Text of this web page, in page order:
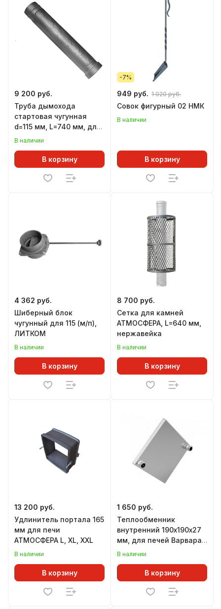
9 200 руб.
Труба дымохода
стартовая чугунная
d=115 мм, L=740 мм, для
печей АТМОСФЕРА,
В наличии
В корзину
-7%
949 руб. 1 020 руб.
Совок фигурный 02 НМК
В наличии
В корзину
4 362 руб.
Шиберный блок
чугунный для 115 (м/п),
ЛИТКОМ
В наличии
В корзину
8 700 руб.
Сетка для камней
АТМОСФЕРА, L=640 мм,
нержавейка
В наличии
В корзину
13 200 руб.
Удлинитель портала 165
мм для печи
АТМОСФЕРА L, XL, XXL
В наличии
В корзину
1 650 руб.
Теплообменник
внутренний 190х190х27
мм, для печей Варвара:
Мини, Каменка Мини,
Терма-Каменка Мини,
Терма-Каменка
В наличии
В корзину